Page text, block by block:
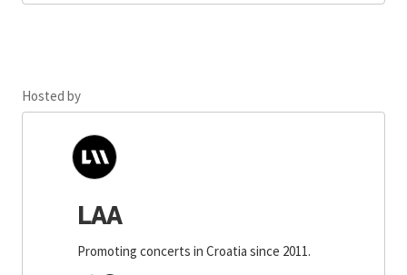
Hosted by
LAA
Promoting concerts in Croatia since 2011.